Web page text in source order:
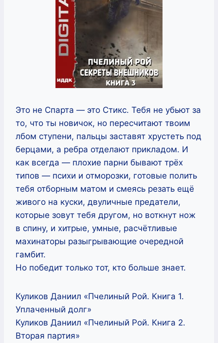
Это не Спарта — это Стикс. Тебя не убьют за
то, что ты новичок, но пересчитают твоим
лбом ступени, пальцы заставят хрустеть под
берцами, а ребра отделают прикладом. И
как всегда — плохие парни бывают трёх
типов — психи и отморозки, готовые полить
тебя отборным матом и смеясь резать ещё
живого на куски, двуличные предатели,
которые зовут тебя другом, но воткнут нож
в спину, и хитрые, умные, расчётливые
махинаторы разыгрывающие очередной
гамбит.
Но победит только тот, кто больше знает.
Куликов Даниил «Пчелиный Рой. Книга 1.
Уплаченный долг»
Куликов Даниил «Пчелиный Рой. Книга 2.
Вторая партия»